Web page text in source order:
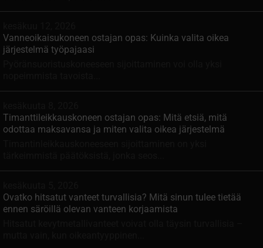
Vanneoikaisukoneen ostajan opas: Kuinka valita oikea
järjestelmä työpajaasi
Timanttileikkauskoneen ostajan opas: Mitä etsiä, mitä
odottaa maksavansa ja miten valita oikea järjestelmä
Ovatko hitsatut vanteet turvallisia? Mitä sinun tulee tietää
ennen säröillä olevan vanteen korjaamista